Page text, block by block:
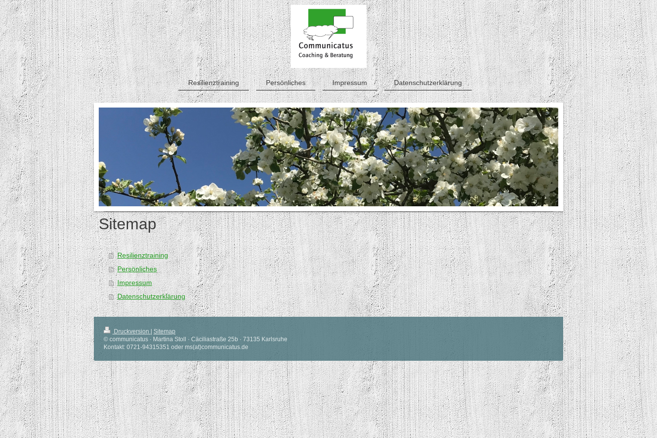
Resilienztraining Persönliches Impressum Datenschutzerklärung
Sitemap
Resilienztraining
Persönliches
Impressum
Datenschutzerklärung
Druckversion
Sitemap
© communicatus · Martina Stoll · Cäciliastraße 25b · 73135 Karlsruhe
Kontakt: 0721-94315351 oder ms(at)communicatus.de